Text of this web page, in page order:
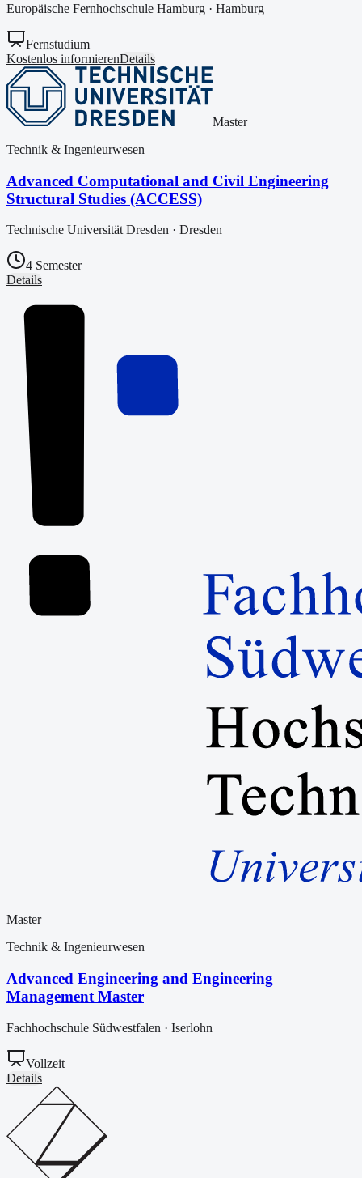
Europäische Fernhochschule Hamburg · Hamburg
Fernstudium
Kostenlos informierenDetails
Master
Technik & Ingenieurwesen
Advanced Computational and Civil Engineering
Structural Studies (ACCESS)
Technische Universität Dresden · Dresden
4 Semester
Details
Master
Technik & Ingenieurwesen
Advanced Engineering and Engineering
Management Master
Fachhochschule Südwestfalen · Iserlohn
Vollzeit
Details